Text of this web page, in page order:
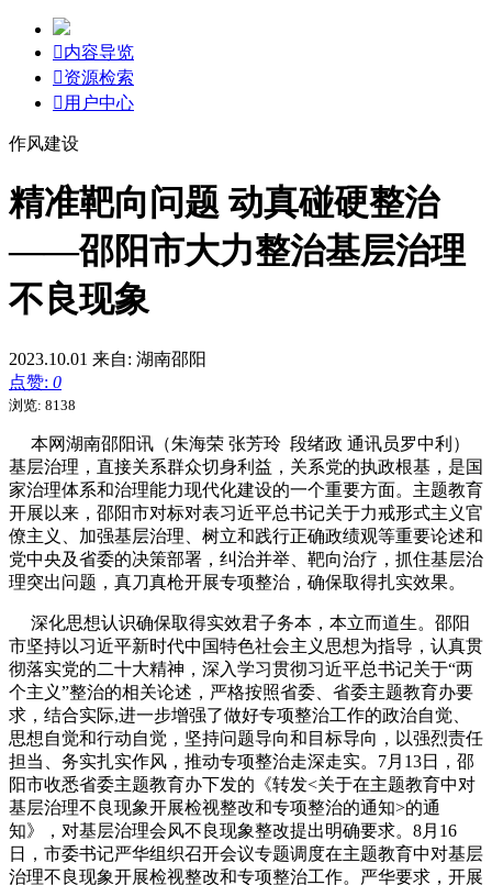
内容导览
资源检索
 用户中心
作风建设
精准靶向问题 动真碰硬整治
——邵阳市大力整治基层治理
不良现象
2023.10.01 来自: 湖南邵阳
点赞: 0
浏览: 8138
本网湖南邵阳讯（朱海荣 张芳玲 段绪政 通讯员罗中利）
基层治理，直接关系群众切身利益，关系党的执政根基，是国
家治理体系和治理能力现代化建设的一个重要方面。主题教育
开展以来，邵阳市对标对表习近平总书记关于力戒形式主义官
僚主义、加强基层治理、树立和践行正确政绩观等重要论述和
党中央及省委的决策部署，纠治并举、靶向治疗，抓住基层治
理突出问题，真刀真枪开展专项整治，确保取得扎实效果。
深化思想认识确保取得实效君子务本，本立而道生。邵阳
市坚持以习近平新时代中国特色社会主义思想为指导，认真贯
彻落实党的二十大精神，深入学习贯彻习近平总书记关于“两
个主义”整治的相关论述，严格按照省委、省委主题教育办要
求，结合实际,进一步增强了做好专项整治工作的政治自觉、
思想自觉和行动自觉，坚持问题导向和目标导向，以强烈责任
担当、务实扎实作风，推动专项整治走深走实。7月13日，邵
阳市收悉省委主题教育办下发的《转发<关于在主题教育中对
基层治理不良现象开展检视整改和专项整治的通知>的通
知》，对基层治理会风不良现象整改提出明确要求。8月16
日，市委书记严华组织召开会议专题调度在主题教育中对基层
治理不良现象开展检视整改和专项整治工作。严华要求，开展